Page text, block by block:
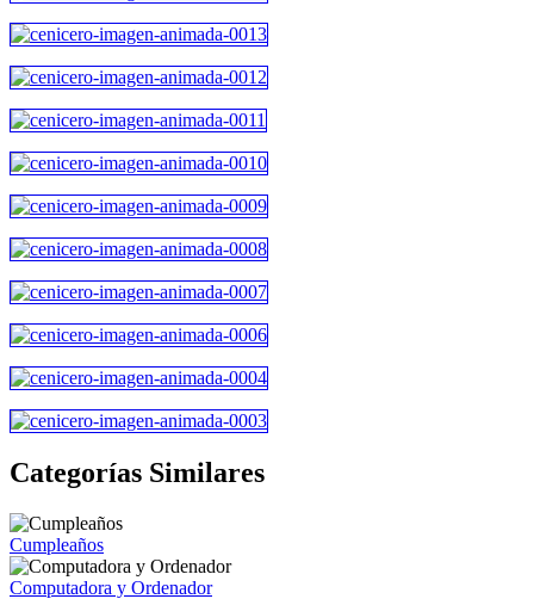
Categorías Similares
Cumpleaños
Computadora y Ordenador